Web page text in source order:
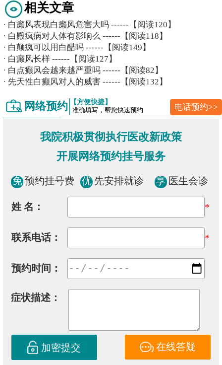
相关文章
· 白癞风表现白癞风危害大吗 ------【阅读120】
· 白殿疯病对人体有影响么 ------【阅读118】
· 白颠疯可以用白醋吗 ------【阅读149】
· 白癫风长样 ------【阅读127】
· 白点癫风会越来越严重吗 ------【阅读82】
· 先天性白癫风对人的威害 ------【阅读132】
网络预约 【方便快捷】
准确填写，帮您快速预约 电话预约>>
我院积极贯彻执行医改新政策
开展网络预约挂号服务
免 预约挂号费 优 先安排就诊 享 医生会诊
姓 名： *
联系电话： *
预约时间：
症状描述：
加密提交 在线答疑